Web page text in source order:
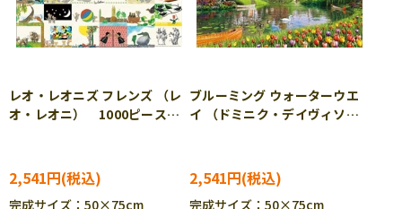
レオ・レオニズ フレンズ （レ
オ・レオニ） 1000ピース
2,541円
完成サイズ：50×75cm
ブルーミング ウォーターウエ
イ （ドミニク・デイヴィソ
2,541円
完成サイズ：50×75cm